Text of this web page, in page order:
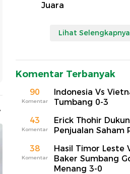
Juara
Lihat Selengkapnya
Komentar Terbanyak
90
Komentar
Indonesia Vs
Tumbang 0-3
43
Komentar
Erick Thohir
Penjualan Saham
38
Komentar
Hasil Timor Leste
Baker Sumbang
Menang 3-0